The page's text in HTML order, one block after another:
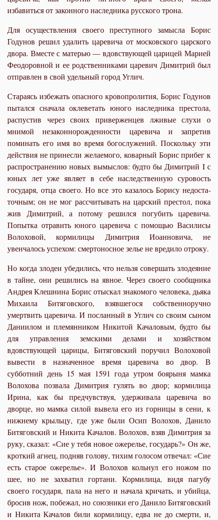
избавиться от законного наследника русского трона.
Для осуществления своего преступного замысла Борис
Годунов решил удалить царевича от московского царского
двора. Вместе с матерью — вдовствующей царицей Ма­рией
Феодоровной и ее родственниками царевич Димит­рий был
отправлен в свой удельный город Углич.
Стараясь избежать опасного кровопролития, Борис Году­нов
пытался сначала оклеветать юного наследника пре­стола,
распустив через своих приверженцев лживые слухи о
мнимой незаконнорожденности царевича и запретив
поминать его имя во время богослужений. Поскольку эти
действия не принесли желаемого, коварный Борис прибег к
распространению новых вымыслов: будто бы Димитрий I с
юных лет уже являет в себе наследственную суровость
государя, отца своего. Но все это казалось Борису недоста­
точным; он не мог рассчитывать на царский престол, пока
жив Димитрий, а потому решился погубить царевича.
Попытка отравить юного царевича с помощью Василисы
Волоховой, кормилицы Димитрия Иоанновича, не
увенчалось успехом: смертоносное зелье не вредило отроку.
Но когда злодеи убедились, что нельзя совершать злодеяние
в тайне, они решились на явное. Через своего сообщника
Андрея Клешнина Борис отыскал знакомого человека, дьяка
Михаила Битяговского, взявшегося собственноручно
умертвить царевича. И посланный в Углич со своим сыном
Даниилом и племянником Никитой Качаловым, будто бы
для управления земскими делами и хозяйством
вдовствующей царицы, Битяговский поручил Волоховой
вывести в назначенное время царевича во двор. В
субботний день 15 мая 1591 года утром боярыня мамка
Волохова позвала Димитрия гулять во двор; кормилица
Ирина, как бы предчувствуя, удерживала царевича во
дворце, но мамка силой вывела его из горницы в сени, к
нижнему крыльцу, где уже были Осип Волохов, Данило
Битяговский и Никита Качалов. Волохов, взяв Димитрия за
руку, сказал: «Сие у тебя новое ожерелье, государь?» Он же,
кроткий агнец, подняв голову, тихим голосом отвечал: «Сие
есть старое ожерелье». И Волохов кольнул его ножом по
шее, но не захватил гортани. Кормилица, видя пагубу
своего государя, пала на него и начала кричать, и убийца,
бросив нож, побежал, но союзники его Данило Битяговский
и Никита Качалов били кормилицу, едва не до смерти, и,